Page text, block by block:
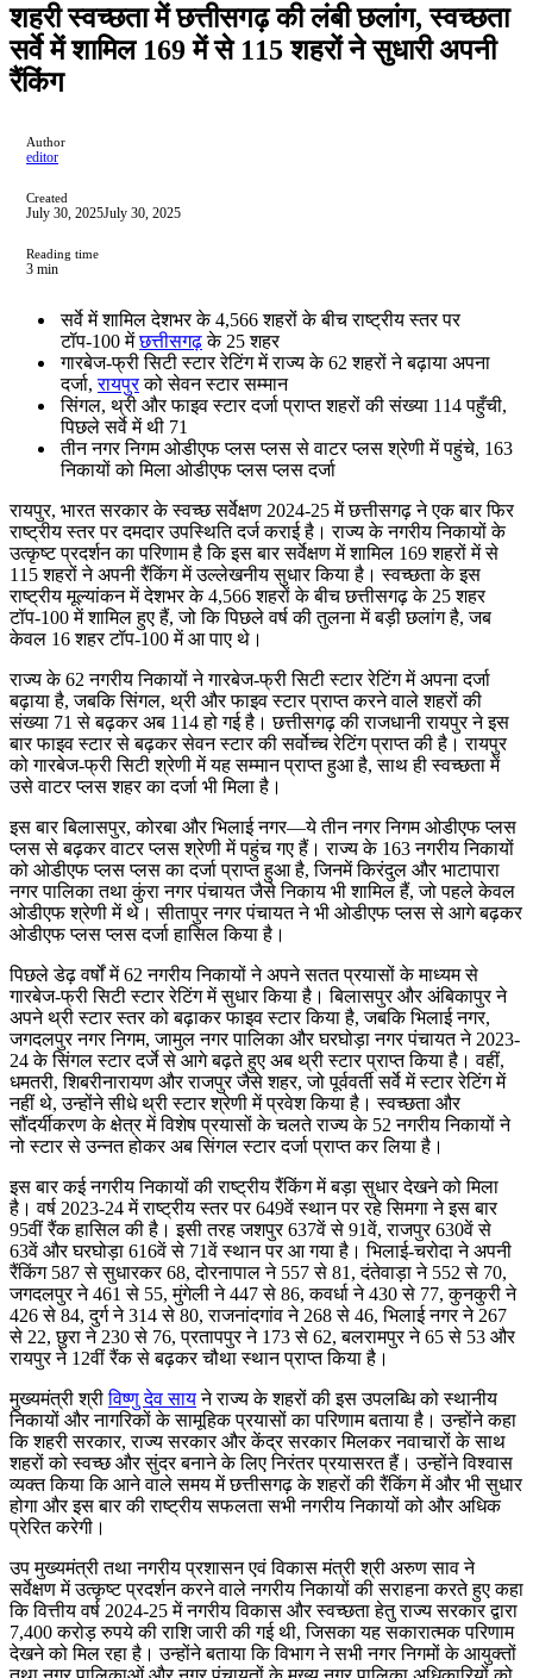
शहरी स्वच्छता में छत्तीसगढ़ की लंबी छलांग, स्वच्छता
सर्वे में शामिल 169 में से 115 शहरों ने सुधारी अपनी
रैंकिंग
Author
editor
Created
July 30, 2025July 30, 2025
Reading time
3 min
सर्वे में शामिल देशभर के 4,566 शहरों के बीच राष्ट्रीय स्तर पर
टॉप-100 मेंछत्तीसगढ़के 25 शहर
गारबेज-फ्री सिटी स्टार रेटिंग में राज्य के 62 शहरों ने बढ़ाया अपना
दर्जा,रायपुरको सेवन स्टार सम्मान
सिंगल, थ्री और फाइव स्टार दर्जा प्राप्त शहरों की संख्या 114 पहुँची,
पिछले सर्वे में थी 71
तीन नगर निगम ओडीएफ प्लस प्लस से वाटर प्लस श्रेणी में पहुंचे, 163
निकायों को मिला ओडीएफ प्लस प्लस दर्जा
रायपुर, भारत सरकार के स्वच्छ सर्वेक्षण 2024-25 में छत्तीसगढ़ ने एक बार फिर
राष्ट्रीय स्तर पर दमदार उपस्थिति दर्ज कराई है। राज्य के नगरीय निकायों के
उत्कृष्ट प्रदर्शन का परिणाम है कि इस बार सर्वेक्षण में शामिल 169 शहरों में से
115 शहरों ने अपनी रैंकिंग में उल्लेखनीय सुधार किया है। स्वच्छता के इस
राष्ट्रीय मूल्यांकन में देशभर के 4,566 शहरों के बीच छत्तीसगढ़ के 25 शहर
टॉप-100 में शामिल हुए हैं, जो कि पिछले वर्ष की तुलना में बड़ी छलांग है, जब
केवल 16 शहर टॉप-100 में आ पाए थे।
राज्य के 62 नगरीय निकायों ने गारबेज-फ्री सिटी स्टार रेटिंग में अपना दर्जा
बढ़ाया है, जबकि सिंगल, थ्री और फाइव स्टार प्राप्त करने वाले शहरों की
संख्या 71 से बढ़कर अब 114 हो गई है। छत्तीसगढ़ की राजधानी रायपुर ने इस
बार फाइव स्टार से बढ़कर सेवन स्टार की सर्वोच्च रेटिंग प्राप्त की है। रायपुर
को गारबेज-फ्री सिटी श्रेणी में यह सम्मान प्राप्त हुआ है, साथ ही स्वच्छता में
उसे वाटर प्लस शहर का दर्जा भी मिला है।
इस बार बिलासपुर, कोरबा और भिलाई नगर—ये तीन नगर निगम ओडीएफ प्लस
प्लस से बढ़कर वाटर प्लस श्रेणी में पहुंच गए हैं। राज्य के 163 नगरीय निकायों
को ओडीएफ प्लस प्लस का दर्जा प्राप्त हुआ है, जिनमें किरंदुल और भाटापारा
नगर पालिका तथा कुंरा नगर पंचायत जैसे निकाय भी शामिल हैं, जो पहले केवल
ओडीएफ श्रेणी में थे। सीतापुर नगर पंचायत ने भी ओडीएफ प्लस से आगे बढ़कर
ओडीएफ प्लस प्लस दर्जा हासिल किया है।
पिछले डेढ़ वर्षों में 62 नगरीय निकायों ने अपने सतत प्रयासों के माध्यम से
गारबेज-फ्री सिटी स्टार रेटिंग में सुधार किया है। बिलासपुर और अंबिकापुर ने
अपने थ्री स्टार स्तर को बढ़ाकर फाइव स्टार किया है, जबकि भिलाई नगर,
जगदलपुर नगर निगम, जामुल नगर पालिका और घरघोड़ा नगर पंचायत ने 2023-
24 के सिंगल स्टार दर्जे से आगे बढ़ते हुए अब थ्री स्टार प्राप्त किया है। वहीं,
धमतरी, शिबरीनारायण और राजपुर जैसे शहर, जो पूर्ववर्ती सर्वे में स्टार रेटिंग में
नहीं थे, उन्होंने सीधे थ्री स्टार श्रेणी में प्रवेश किया है। स्वच्छता और
सौंदर्यीकरण के क्षेत्र में विशेष प्रयासों के चलते राज्य के 52 नगरीय निकायों ने
नो स्टार से उन्नत होकर अब सिंगल स्टार दर्जा प्राप्त कर लिया है।
इस बार कई नगरीय निकायों की राष्ट्रीय रैंकिंग में बड़ा सुधार देखने को मिला
है। वर्ष 2023-24 में राष्ट्रीय स्तर पर 649वें स्थान पर रहे सिमगा ने इस बार
95वीं रैंक हासिल की है। इसी तरह जशपुर 637वें से 91वें, राजपुर 630वें से
63वें और घरघोड़ा 616वें से 71वें स्थान पर आ गया है। भिलाई-चरोदा ने अपनी
रैंकिंग 587 से सुधारकर 68, दोरनापाल ने 557 से 81, दंतेवाड़ा ने 552 से 70,
जगदलपुर ने 461 से 55, मुंगेली ने 447 से 86, कवर्धा ने 430 से 77, कुनकुरी ने
426 से 84, दुर्ग ने 314 से 80, राजनांदगांव ने 268 से 46, भिलाई नगर ने 267
से 22, छुरा ने 230 से 76, प्रतापपुर ने 173 से 62, बलरामपुर ने 65 से 53 और
रायपुर ने 12वीं रैंक से बढ़कर चौथा स्थान प्राप्त किया है।
मुख्यमंत्री श्रीविष्णु देव सायने राज्य के शहरों की इस उपलब्धि को स्थानीय
निकायों और नागरिकों के सामूहिक प्रयासों का परिणाम बताया है। उन्होंने कहा
कि शहरी सरकार, राज्य सरकार और केंद्र सरकार मिलकर नवाचारों के साथ
शहरों को स्वच्छ और सुंदर बनाने के लिए निरंतर प्रयासरत हैं। उन्होंने विश्वास
व्यक्त किया कि आने वाले समय में छत्तीसगढ़ के शहरों की रैंकिंग में और भी सुधार
होगा और इस बार की राष्ट्रीय सफलता सभी नगरीय निकायों को और अधिक
प्रेरित करेगी।
उप मुख्यमंत्री तथा नगरीय प्रशासन एवं विकास मंत्री श्री अरुण साव ने
सर्वेक्षण में उत्कृष्ट प्रदर्शन करने वाले नगरीय निकायों की सराहना करते हुए कहा
कि वित्तीय वर्ष 2024-25 में नगरीय विकास और स्वच्छता हेतु राज्य सरकार द्वारा
7,400 करोड़ रुपये की राशि जारी की गई थी, जिसका यह सकारात्मक परिणाम
देखने को मिल रहा है। उन्होंने बताया कि विभाग ने सभी नगर निगमों के आयुक्तों